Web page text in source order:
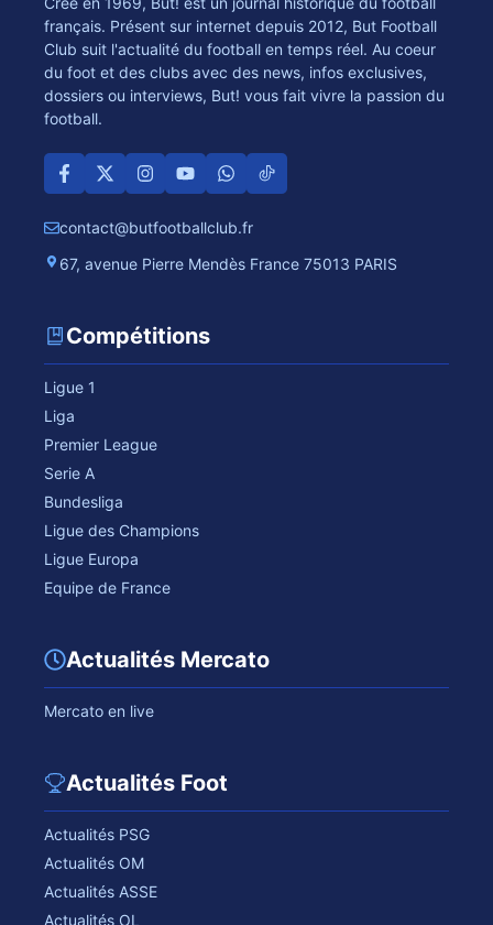
français. Présent sur internet depuis 2012, But Football
Club suit l'actualité du football en temps réel. Au coeur
du foot et des clubs avec des news, infos exclusives,
dossiers ou interviews, But! vous fait vivre la passion du
football.
contact@butfootballclub.fr
67, avenue Pierre Mendès France 75013 PARIS
Compétitions
Ligue 1
Liga
Premier League
Serie A
Bundesliga
Ligue des Champions
Ligue Europa
Equipe de France
Actualités Mercato
Mercato en live
Actualités Foot
Actualités PSG
Actualités OM
Actualités ASSE
Actualités OL